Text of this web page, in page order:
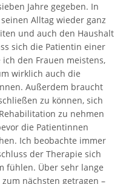
Jahre gegeben. In
Alltag wieder ganz
und auch den Haushalt
sich die Patientin einer
den Frauen meistens,
wirklich auch die
Außerdem braucht
zu können, sich
zu nehmen
die Patientinnen
Ich beobachte immer
der Therapie sich
fühlen. Über sehr lange
nächsten getragen –